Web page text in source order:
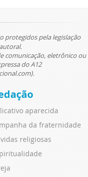
protegidos pela legislação
comunicação, eletrônico ou
do A12
aparecida
da fraternidade
religiosas